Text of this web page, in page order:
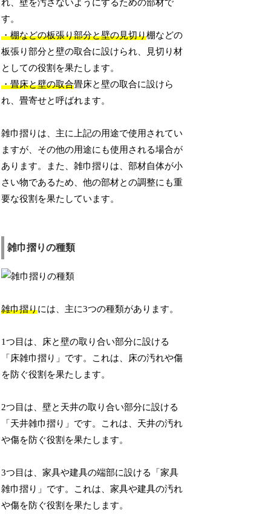
れ、壁を汚さないようにするための部材で
す。
・棚などの板張り部分と壁の見切り棚などの
板張り部分と壁の取合に設けられ、見切り材
としての役割を果たします。
・畳床と壁の取合畳床と壁の取合に設けら
れ、畳寄せと呼ばれます。
雑巾摺りは、主に上記の用途で使用されてい
ますが、その他の用途にも使用される場合が
あります。また、雑巾摺りは、部材自体が小
さい物であるため、他の部材との調整にも重
要な役割を果たしています。
雑巾摺りの種類
雑巾摺りには、主に3つの種類があります。
1つ目は、床と壁の取り合い部分に設ける
「床雑巾摺り」です。これは、床の汚れや傷
を防ぐ役割を果たします。
2つ目は、壁と天井の取り合い部分に設ける
「天井雑巾摺り」です。これは、天井の汚れ
や傷を防ぐ役割を果たします。
3つ目は、家具や建具の端部に設ける「家具
雑巾摺り」です。これは、家具や建具の汚れ
や傷を防ぐ役割を果たします。